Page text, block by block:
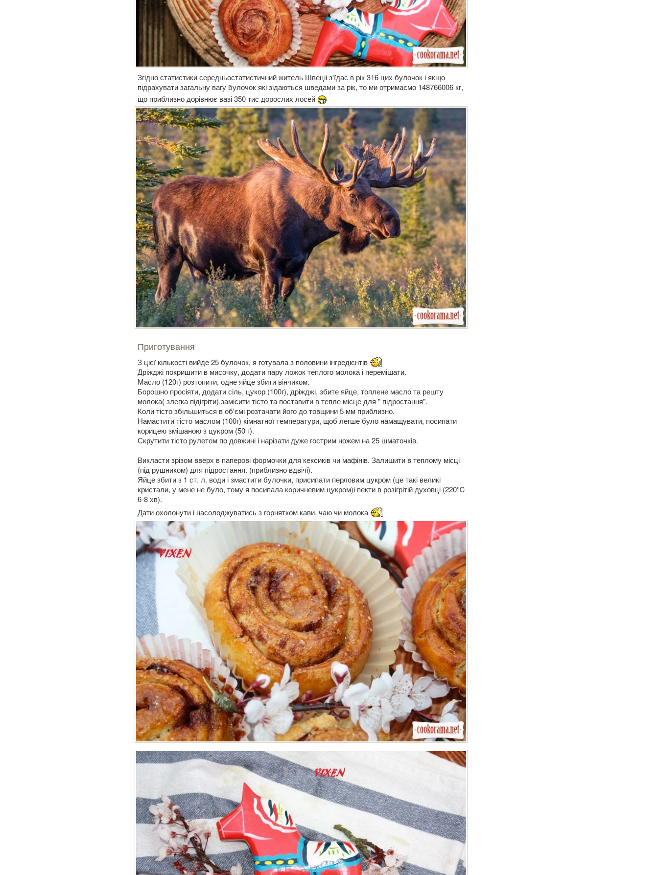
Згідно статистики середньостатистичний житель Швеціі з'їдає в рік 316 цих булочок і якщо
підрахувати загальну вагу булочок які зідаються шведами за рік, то ми отримаємо 148766006 кг,
що приблизно дорівнює вазі 350 тис дорослих лосей
Приготування
З цієї кількості вийде 25 булочок, я готувала з половини інгредієнтів
Дріжджі покришити в мисочку, додати пару ложок теплого молока і перемішати.
Масло (120г) розтопити, одне яйце збити вінчиком.
Борошно просіяти, додати сіль, цукор (100г), дріжджі, збите яйце, топлене масло та решту
молока( злегка підігріти).замісити тісто та поставити в тепле місце для " підростання".
Коли тісто збільшиться в об'ємі розтачати його до товщини 5 мм приблизно.
Намастити тісто маслом (100г) кімнатної температури, щоб легше було намащувати, посипати
корицею змішаною з цукром (50 г).
Скрутити тісто рулетом по довжині і нарізати дуже гострим ножем на 25 шматочків.
Викласти зрізом вверх в паперові формочки для кексиків чи мафінів. Залишити в теплому місці
(під рушником) для підростання. (приблизно вдвічі).
Яйце збити з 1 ст. л. води і змастити булочки, присипати перловим цукром (це такі великі
кристали, у мене не було, тому я посипала коричневим цукром)і пекти в розігрітій духовці (220℃
6-8 хв).
Дати охолонути і насолоджуватись з горнятком кави, чаю чи молока